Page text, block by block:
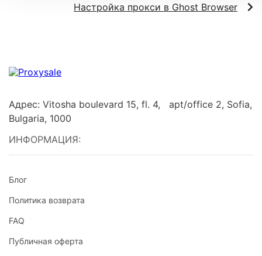
Настройка прокси в Ghost Browser
Адрес: Vitosha boulevard 15, fl. 4, apt/office 2, Sofia,
Bulgaria, 1000
ИНФОРМАЦИЯ:
Блог
Политика возврата
FAQ
Публичная оферта